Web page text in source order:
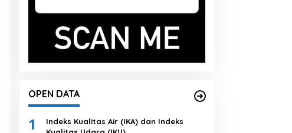
OPEN DATA
1
Indeks Kualitas Air (IKA) dan Indeks